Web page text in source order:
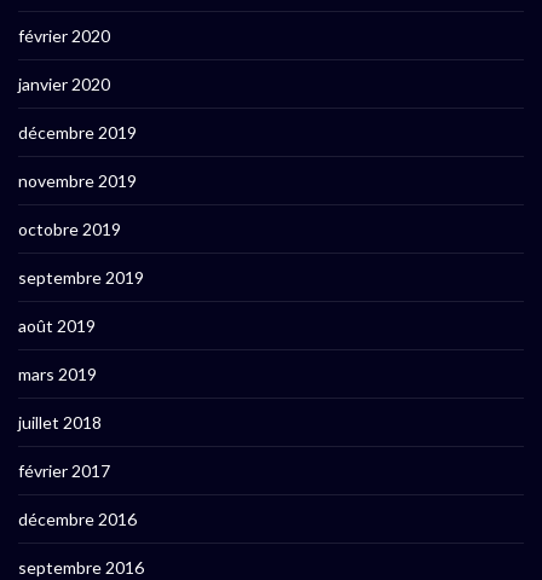
février 2020
janvier 2020
décembre 2019
novembre 2019
octobre 2019
septembre 2019
août 2019
mars 2019
juillet 2018
février 2017
décembre 2016
septembre 2016